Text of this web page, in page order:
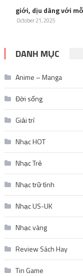
giới, dịu dàng với
October 21, 2025
DANH MỤC
Anime – Manga
Đời sống
Giải trí
Nhạc HOT
Nhạc Trẻ
Nhạc trữ tình
Nhạc US-UK
Nhạc vàng
Review Sách Hay
Tin Game